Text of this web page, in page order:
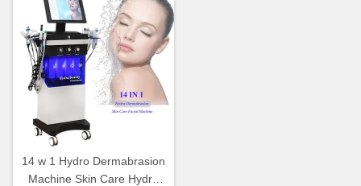
14 w 1 Hydro Dermabrasion
Machine Skin Care Hydro